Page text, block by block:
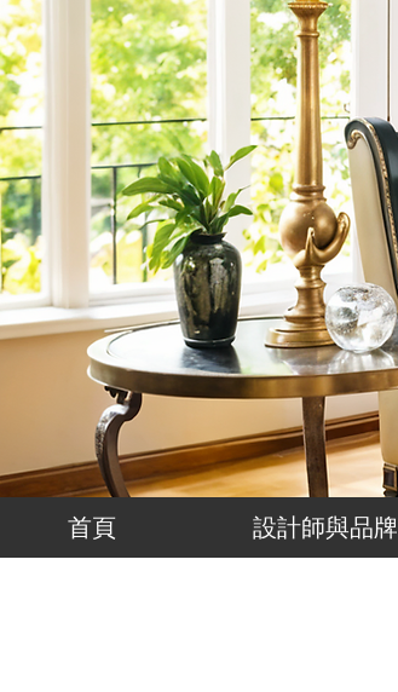
首頁 設計師與品牌